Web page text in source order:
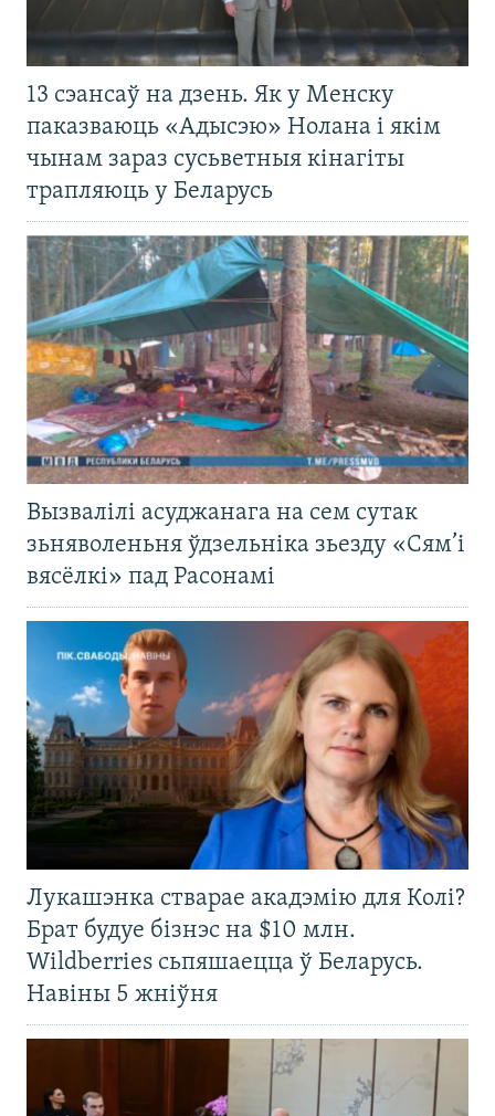
13 сэансаў на дзень. Як у Менску
паказваюць «Адысэю» Нолана і якім
чынам зараз сусьветныя кінагіты
трапляюць у Беларусь
Вызвалілі асуджанага на сем сутак
зьняволеньня ўдзельніка зьезду «Сям’і
вясёлкі» пад Расонамі
Лукашэнка стварае акадэмію для Колі?
Брат будуе бізнэс на $10 млн.
Wildberries сьпяшаецца ў Беларусь.
Навіны 5 жніўня